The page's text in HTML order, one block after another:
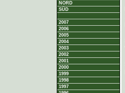
NORD
SÜD
2007
2006
2005
2004
2003
2002
2001
2000
1999
1998
1997